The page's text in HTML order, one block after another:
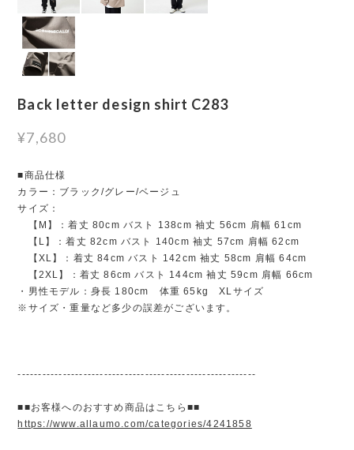
Back letter design shirt C283
¥7,680
■商品仕様
カラー：ブラック/グレー/ベージュ
サイズ：
【M】：着丈 80cm バスト 138cm 袖丈 56cm 肩幅 61cm
【L】：着丈 82cm バスト 140cm 袖丈 57cm 肩幅 62cm
【XL】：着丈 84cm バスト 142cm 袖丈 58cm 肩幅 64cm
【2XL】：着丈 86cm バスト 144cm 袖丈 59cm 肩幅 66cm
・男性モデル：身長 180cm 体重 65kg XLサイズ
※サイズ・重量など多少の誤差がございます。
----------------------------------------------------------
■■お客様へのおすすめ商品はこちら■■
https://www.allaumo.com/categories/4241858